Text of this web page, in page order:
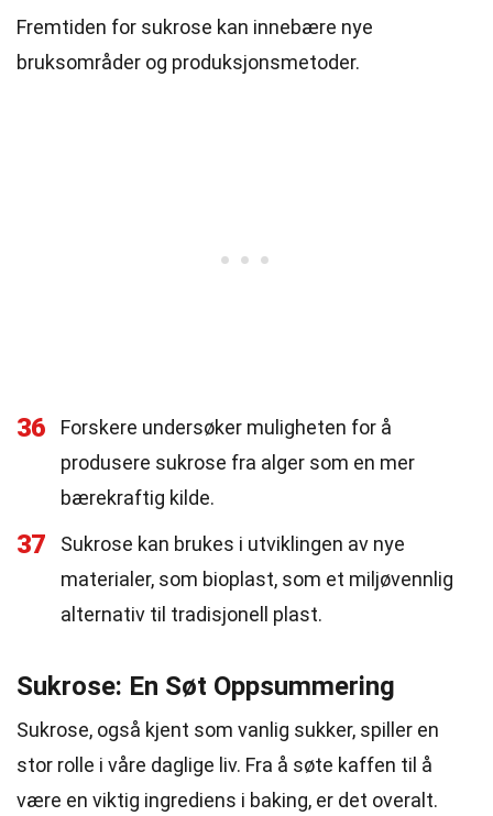
Fremtiden for sukrose kan innebære nye
bruksområder og produksjonsmetoder.
36
Forskere undersøker muligheten for å
produsere sukrose fra alger som en mer
bærekraftig kilde.
37
Sukrose kan brukes i utviklingen av nye
materialer, som bioplast, som et miljøvennlig
alternativ til tradisjonell plast.
Sukrose: En Søt Oppsummering
Sukrose, også kjent som vanlig sukker, spiller en
stor rolle i våre daglige liv. Fra å søte kaffen til å
være en viktig ingrediens i baking, er det overalt.